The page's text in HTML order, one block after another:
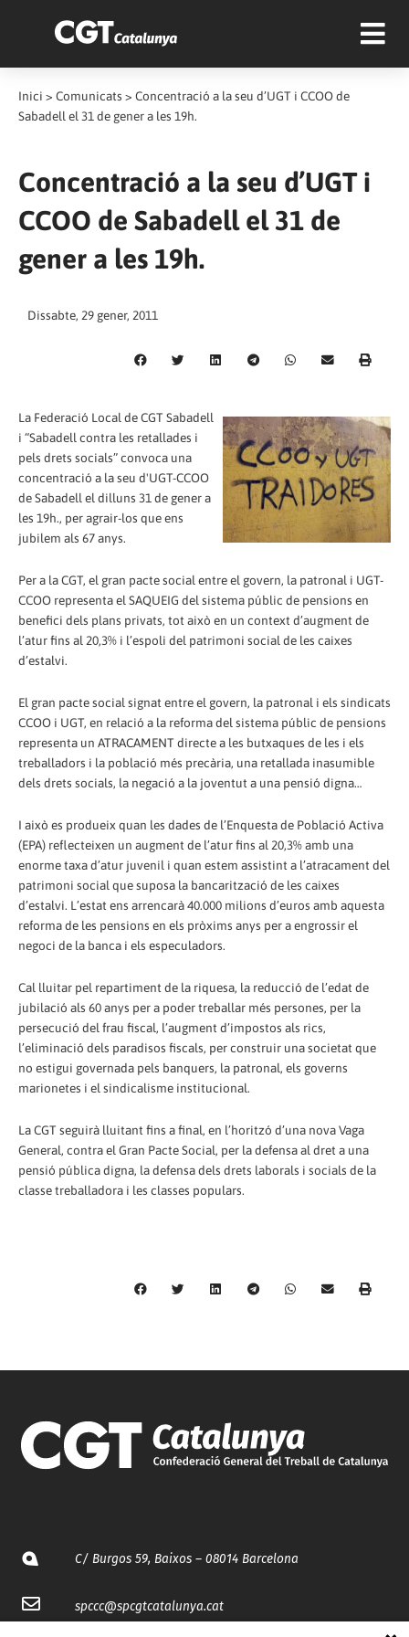
Inici > Comunicats > Concentració a la seu d’UGT i CCOO de
Sabadell el 31 de gener a les 19h.
Concentració a la seu d’UGT i
CCOO de Sabadell el 31 de
gener a les 19h.
Dissabte, 29 gener, 2011
La Federació Local de CGT Sabadell
i “Sabadell contra les retallades i
pels drets socials” convoca una
concentració a la seu d'UGT-CCOO
de Sabadell el dilluns 31 de gener a
les 19h., per agrair-los que ens
jubilem als 67 anys.
Per a la CGT, el gran pacte social entre el govern, la patronal i UGT-
CCOO representa el SAQUEIG del sistema públic de pensions en
benefici dels plans privats, tot això en un context d’augment de
l’atur fins al 20,3% i l’espoli del patrimoni social de les caixes
d’estalvi.
El gran pacte social signat entre el govern, la patronal i els sindicats
CCOO i UGT, en relació a la reforma del sistema públic de pensions
representa un ATRACAMENT directe a les butxaques de les i els
treballadors i la població més precària, una retallada inasumible
dels drets socials, la negació a la joventut a una pensió digna…
I això es produeix quan les dades de l’Enquesta de Població Activa
(EPA) reflecteixen un augment de l’atur fins al 20,3% amb una
enorme taxa d’atur juvenil i quan estem assistint a l’atracament del
patrimoni social que suposa la bancarització de les caixes
d’estalvi. L’estat ens arrencarà 40.000 milions d’euros amb aquesta
reforma de les pensions en els pròxims anys per a engrossir el
negoci de la banca i els especuladors.
Cal lluitar pel repartiment de la riquesa, la reducció de l’edat de
jubilació als 60 anys per a poder treballar més persones, per la
persecució del frau fiscal, l’augment d’impostos als rics,
l’eliminació dels paradisos fiscals, per construir una societat que
no estigui governada pels banquers, la patronal, els governs
marionetes i el sindicalisme institucional.
La CGT seguirà lluitant fins a final, en l’horitzó d’una nova Vaga
General, contra el Gran Pacte Social, per la defensa al dret a una
pensió pública digna, la defensa dels drets laborals i socials de la
classe treballadora i les classes populars.
C/ Burgos 59, Baixos – 08014 Barcelona
spccc@spcgtcatalunya.cat